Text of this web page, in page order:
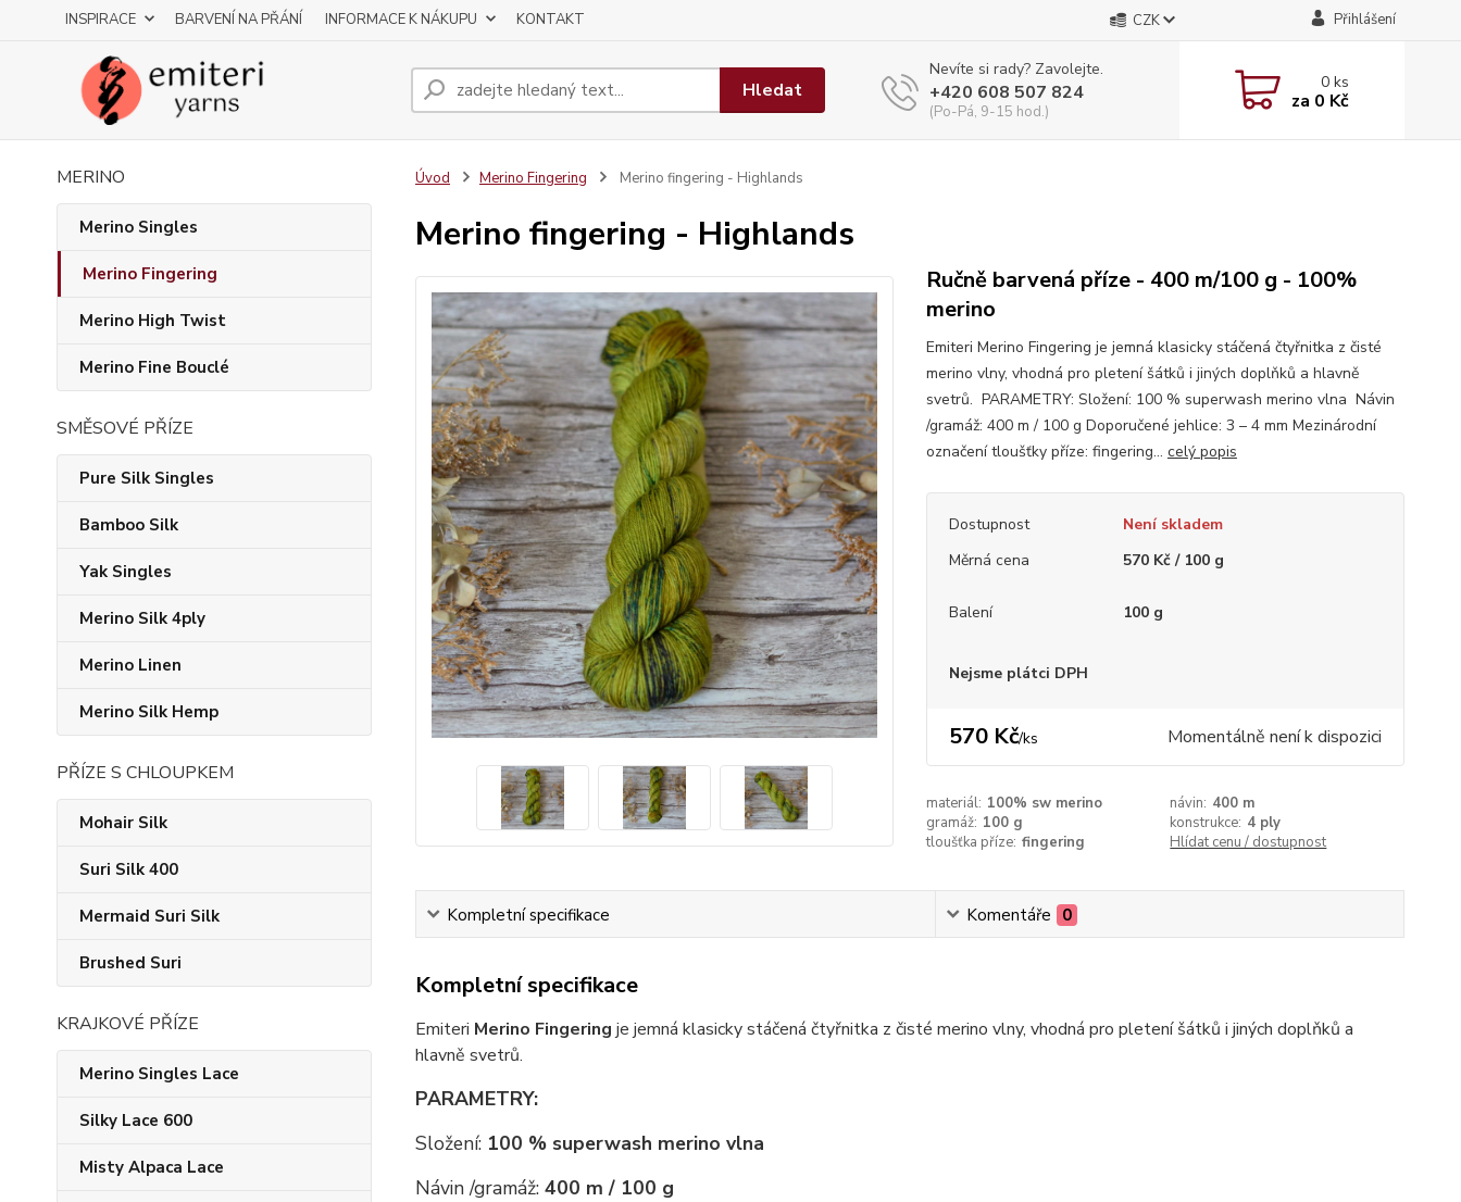
INSPIRACE BARVENÍ NA PŘÁNÍ INFORMACE K NÁKUPU KONTAKT CZK Přihlášení
Hledat
Nevíte si rady? Zavolejte.
+420 608 507 824
(Po-Pá, 9-15 hod.)
0ks
za 0 Kč
MERINO
Merino Singles
Merino Fingering
Merino High Twist
Merino Fine Bouclé
SMĚSOVÉ PŘÍZE
Pure Silk Singles
Bamboo Silk
Yak Singles
Merino Silk 4ply
Merino Linen
Merino Silk Hemp
PŘÍZE S CHLOUPKEM
Mohair Silk
Suri Silk 400
Mermaid Suri Silk
Brushed Suri
KRAJKOVÉ PŘÍZE
Merino Singles Lace
Silky Lace 600
Misty Alpaca Lace
Úvod Merino Fingering Merino fingering - Highlands
Merino fingering - Highlands
Ručně barvená příze - 400 m/100 g - 100%
merino
Emiteri Merino Fingering je jemná klasicky stáčená čtyřnitka z čisté
merino vlny, vhodná pro pletení šátků i jiných doplňků a hlavně
svetrů. PARAMETRY: Složení: 100 % superwash merino vlna Návin
/gramáž: 400 m / 100 g Doporučené jehlice: 3 – 4 mm Mezinárodní
označení tloušťky příze: fingering... celý popis
Dostupnost
Není skladem
Měrná cena
570 Kč / 100 g
Balení 100 g
Nejsme plátci DPH
570 Kč/ks Momentálně není k dispozici
materiál: 100% sw merino návin: 400 m
gramáž: 100 g konstrukce: 4 ply
tloušťka příze: fingering Hlídat cenu / dostupnost
Kompletní specifikace Komentáře 0
Kompletní specifikace
Emiteri Merino Fingering je jemná klasicky stáčená čtyřnitka z čisté merino vlny, vhodná pro pletení šátků i jiných doplňků a
hlavně svetrů.
PARAMETRY:
Složení: 100 % superwash merino vlna
Návin /gramáž:400 m / 100 g